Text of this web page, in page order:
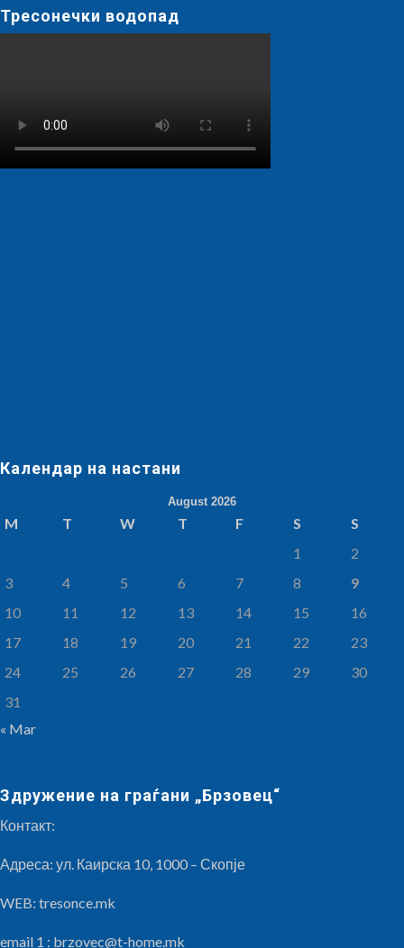
Тресонечки водопад
Календар на настани
August 2026
M T W T F S
S
1
2
3
4 5 6 7 8
9
10
11 12 13 14 15
16
17
18 19 20 21 22
23
24
25 26 27 28 29
30
31
« Mar
Здружение на граѓани „Брзовец“
Контакт:
Адреса: ул. Каирска 10, 1000 – Скопје
WEB: tresonce.mk
email 1 : brzovec@t-home.mk